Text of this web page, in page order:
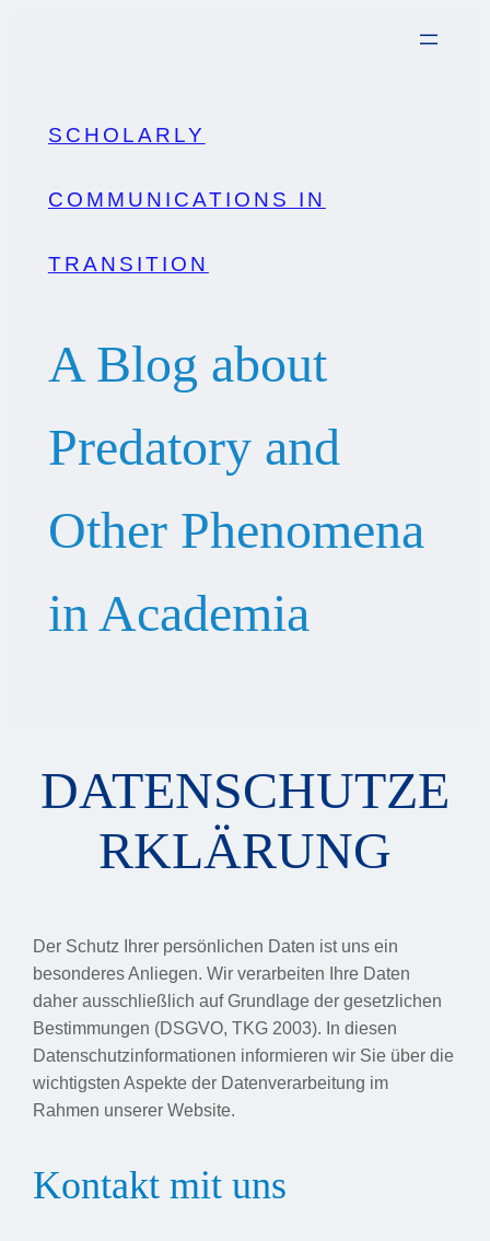
SCHOLARLY
COMMUNICATIONS IN
TRANSITION
A Blog about
Predatory and
Other Phenomena
in Academia
DATENSCHUTZE
RKLÄRUNG
Der Schutz Ihrer persönlichen Daten ist uns ein
besonderes Anliegen. Wir verarbeiten Ihre Daten
daher ausschließlich auf Grundlage der gesetzlichen
Bestimmungen (DSGVO, TKG 2003). In diesen
Datenschutzinformationen informieren wir Sie über die
wichtigsten Aspekte der Datenverarbeitung im
Rahmen unserer Website.
Kontakt mit uns